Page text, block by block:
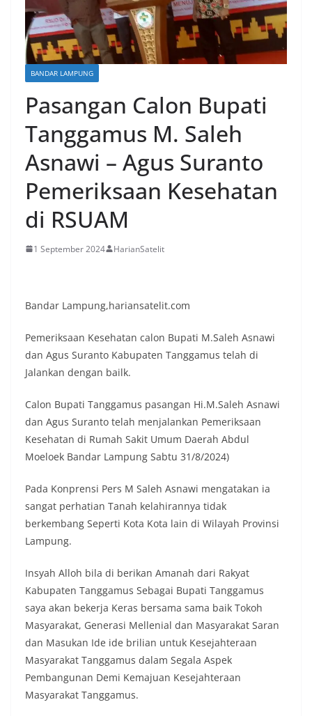
BANDAR LAMPUNG
Pasangan Calon Bupati
Tanggamus M. Saleh
Asnawi – Agus Suranto
Pemeriksaan Kesehatan
di RSUAM
1 September 2024 HarianSatelit
Bandar Lampung,hariansatelit.com
Pemeriksaan Kesehatan calon Bupati M.Saleh Asnawi
dan Agus Suranto Kabupaten Tanggamus telah di
Jalankan dengan bailk.
Calon Bupati Tanggamus pasangan Hi.M.Saleh Asnawi
dan Agus Suranto telah menjalankan Pemeriksaan
Kesehatan di Rumah Sakit Umum Daerah Abdul
Moeloek Bandar Lampung Sabtu 31/8/2024)
Pada Konprensi Pers M Saleh Asnawi mengatakan ia
sangat perhatian Tanah kelahirannya tidak
berkembang Seperti Kota Kota lain di Wilayah Provinsi
Lampung.
Insyah Alloh bila di berikan Amanah dari Rakyat
Kabupaten Tanggamus Sebagai Bupati Tanggamus
saya akan bekerja Keras bersama sama baik Tokoh
Masyarakat, Generasi Mellenial dan Masyarakat Saran
dan Masukan Ide ide brilian untuk Kesejahteraan
Masyarakat Tanggamus dalam Segala Aspek
Pembangunan Demi Kemajuan Kesejahteraan
Masyarakat Tanggamus.